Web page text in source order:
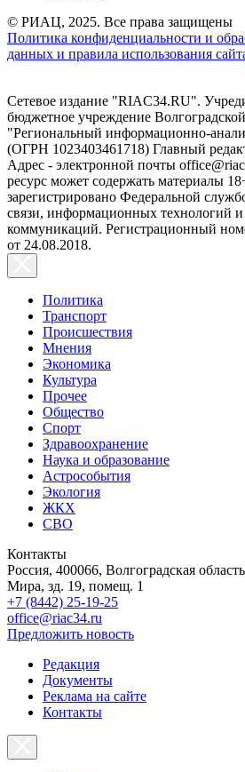
© РИАЦ, 2025. Все права защищены
Политика конфиденциальности и
данных и правила использования
Сетевое издание "RIAC34.RU".
бюджетное учреждение
"Региональный информационно-
(ОГРН 1023403461718) Главный
Адрес - электронной почты
ресурс может содержать материалы
зарегистрировано Федеральной
связи, информационных технологий
коммуникаций. Регистрационный
от 24.08.2018.
Политика
Транспорт
Происшествия
Мнения
Экономика
Культура
Прочее
Общество
Спорт
Здравоохранение
Наука и образование
Астрособытия
Экология
ЖКХ
СВО
Контакты
Россия, 400066, Волгоградская
Мира, зд. 19, помещ. 1
+7 (8442) 25-19-25
office@riac34.ru
Предложить новость
Редакция
Документы
Реклама на сайте
Контакты